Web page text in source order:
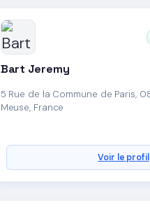
Bart Jeremy
5 Rue de la Commune de Paris,
Meuse, France
Voir le profil